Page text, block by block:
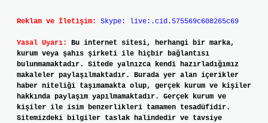
Reklam ve İletişim: Skype: live:.cid.575569c608265c69
Yasal Uyarı:
Bu internet sitesi, herhangi bir marka,
kurum veya şahıs şirketi ile hiçbir bağlantısı
bulunmamaktadır. Sitede yalnızca kendi hazırladığımız
makaleler paylaşılmaktadır. Burada yer alan içerikler
haber niteliği taşımamakta olup, gerçek kurum ve kişiler
hakkında paylaşım yapılmamaktadır. Gerçek kurum ve
kişiler ile isim benzerlikleri tamamen tesadüfidir.
Sitemizdeki bilgiler taslak halindedir ve tavsiye